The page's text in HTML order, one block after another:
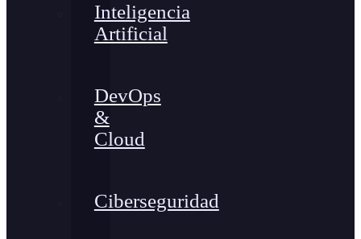
Inteligencia
Artificial
DevOps
&
Cloud
Ciberseguridad